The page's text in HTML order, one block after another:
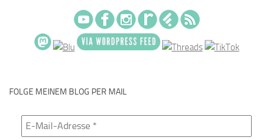
FOLGE MEINEM BLOG PER MAIL